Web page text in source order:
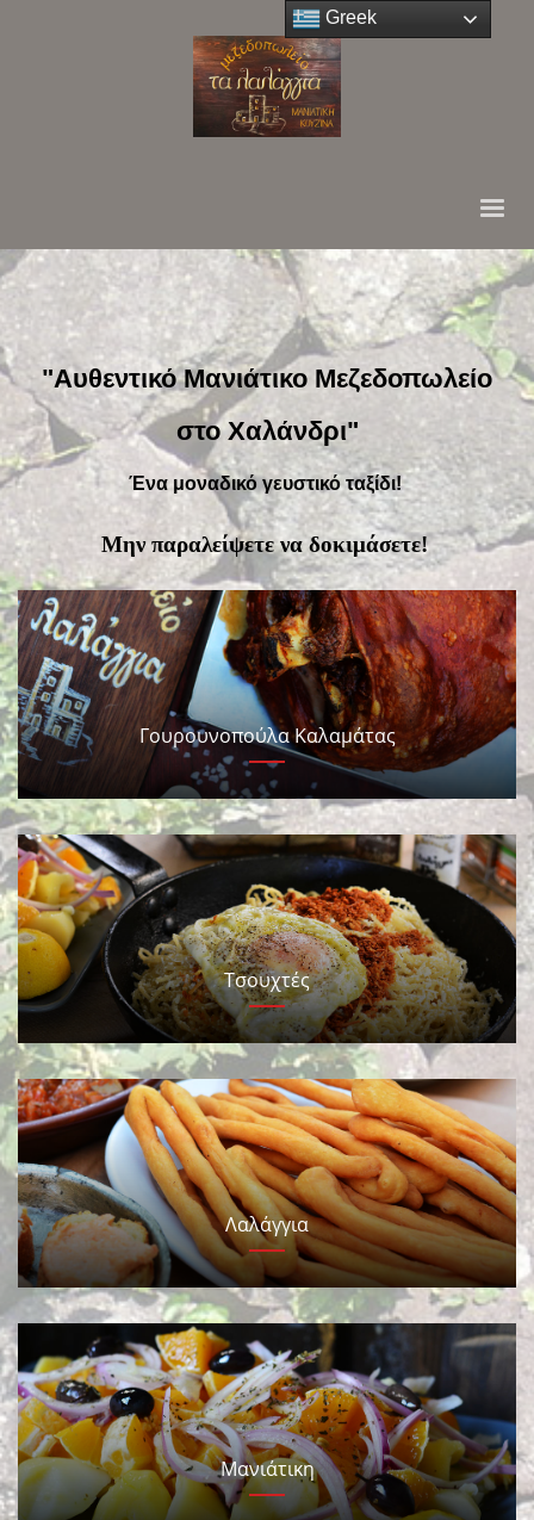
"Αυθεντικό Μανιάτικο Μεζεδοπωλείο
στο Χαλάνδρι"
Ένα μοναδικό γευστικό ταξίδι!
Μην παραλείψετε να δοκιμάσετε!
Γουρουνοπούλα Καλαμάτας
Τσουχτές
Λαλάγγια
Μανιάτικη
Greek